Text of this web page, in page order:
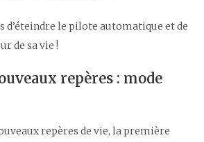
d’éteindre le pilote automatique et de
de sa vie !
repères : mode
repères de vie, la première